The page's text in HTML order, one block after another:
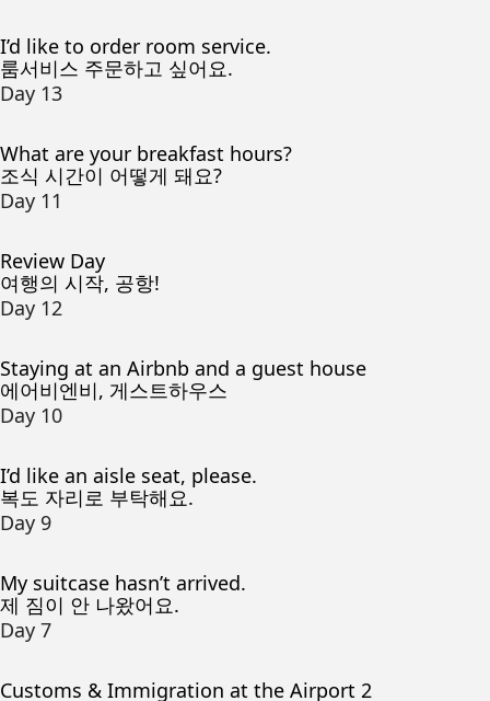
I’d like to order room service.
룸서비스 주문하고 싶어요.
Day 13
What are your breakfast hours?
조식 시간이 어떻게 돼요?
Day 11
Review Day
여행의 시작, 공항!
Day 12
Staying at an Airbnb and a guest house
에어비엔비, 게스트하우스
Day 10
I’d like an aisle seat, please.
복도 자리로 부탁해요.
Day 9
My suitcase hasn’t arrived.
제 짐이 안 나왔어요.
Day 7
Customs & Immigration at the Airport 2